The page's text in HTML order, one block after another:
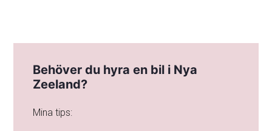
Behöver du hyra en bil i Nya
Zeeland?
Mina tips: